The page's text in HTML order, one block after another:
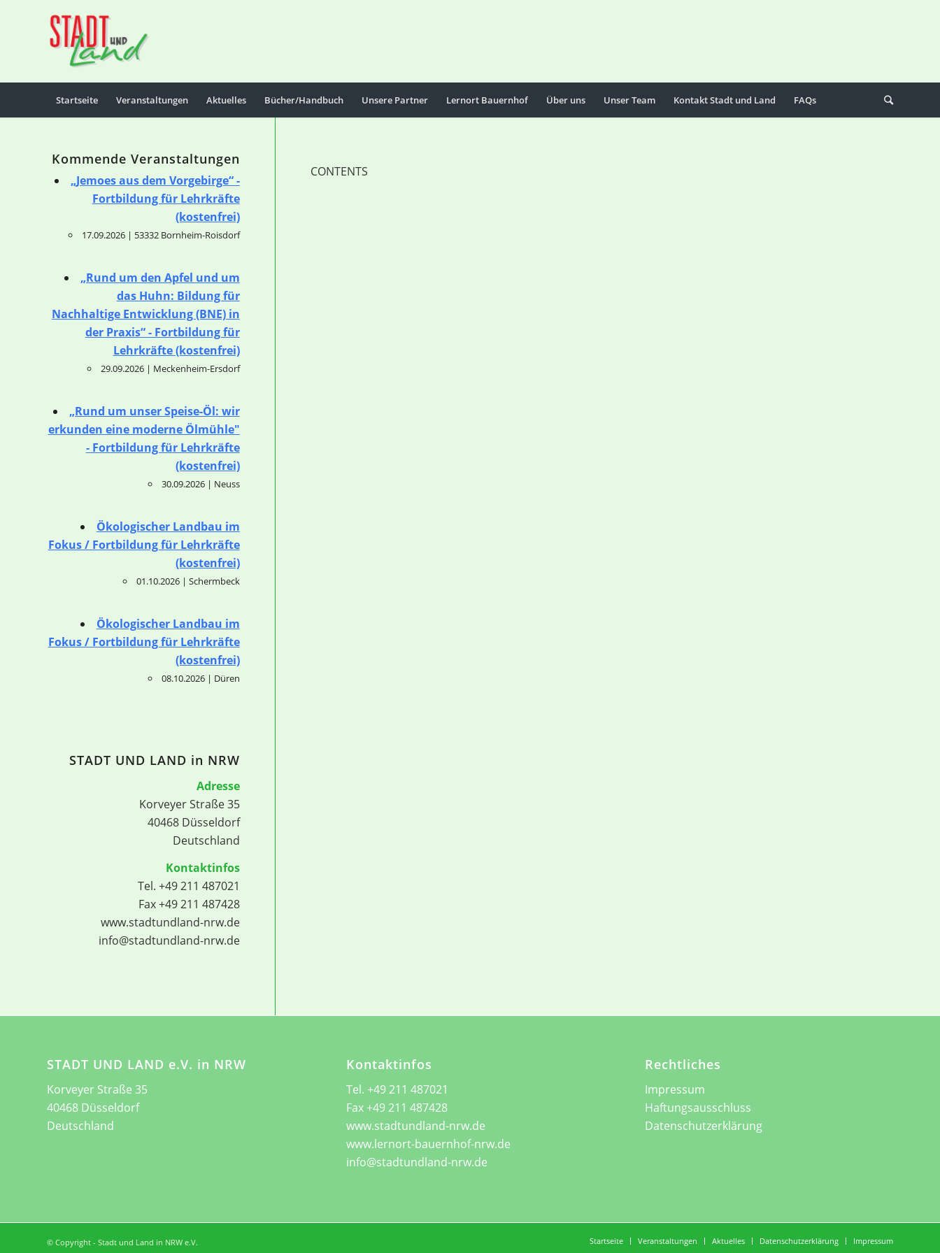
Startseite Veranstaltungen Aktuelles Bücher/Handbuch Unsere Partner Lernort Bauernhof Über uns Unser Team Kontakt Stadt und Land FAQs
CONTENTS
Kommende Veranstaltungen
„Jemoes aus dem Vorgebirge“ -
Fortbildung für Lehrkräfte
(kostenfrei)
17.09.2026 | 53332 Bornheim-Roisdorf
„Rund um den Apfel und um
das Huhn: Bildung für
Nachhaltige Entwicklung (BNE) in
der Praxis“ - Fortbildung für
Lehrkräfte (kostenfrei)
29.09.2026 | Meckenheim-Ersdorf
„Rund um unser Speise-Öl: wir
erkunden eine moderne Ölmühle"
- Fortbildung für Lehrkräfte
(kostenfrei)
30.09.2026 | Neuss
Ökologischer Landbau im
Fokus / Fortbildung für Lehrkräfte
(kostenfrei)
01.10.2026 | Schermbeck
Ökologischer Landbau im
Fokus / Fortbildung für Lehrkräfte
(kostenfrei)
08.10.2026 | Düren
STADT UND LAND in NRW
Adresse
Korveyer Straße 35
40468 Düsseldorf
Deutschland
Kontaktinfos
Tel. +49 211 487021
Fax +49 211 487428
www.stadtundland-nrw.de
info@stadtundland-nrw.de
STADT UND LAND e.V. in NRW
Korveyer Straße 35
40468 Düsseldorf
Deutschland
Kontaktinfos
Tel. +49 211 487021
Fax +49 211 487428
www.stadtundland-nrw.de
www.lernort-bauernhof-nrw.de
info@stadtundland-nrw.de
Rechtliches
Impressum
Haftungsausschluss
Datenschutzerklärung
© Copyright - Stadt und Land in NRW e.V. Startseite Veranstaltungen Aktuelles Datenschutzerklärung Impressum